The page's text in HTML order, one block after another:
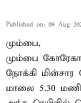
Published on: 09 Aug
மும்பை,
மும்பை
நோக்கி மின்சார
மாலை 5.30 மணி